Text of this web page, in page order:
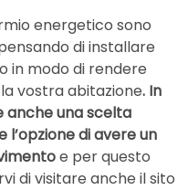
energetico sono
di installare
in modo di rendere
vostra abitazione. In
anche una scelta
di avere un
e per questo
di visitare anche il sito